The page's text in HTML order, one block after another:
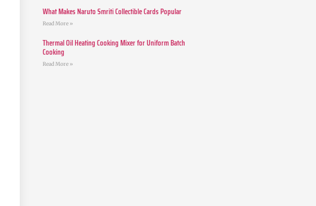
What Makes Naruto Smriti Collectible Cards Popular
Read More »
Thermal Oil Heating Cooking Mixer for Uniform Batch
Cooking
Read More »